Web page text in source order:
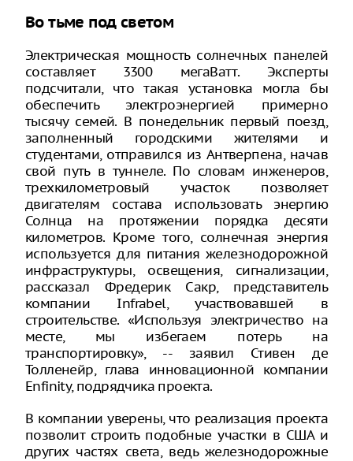
Во тьме под светом
Электрическая мощность солнечных панелей
составляет 3300 мегаВатт. Эксперты
подсчитали, что такая установка могла бы
обеспечить электроэнергией примерно
тысячу семей. В понедельник первый поезд,
заполненный городскими жителями и
студентами, отправился из Антверпена, начав
свой путь в туннеле. По словам инженеров,
трехкилометровый участок позволяет
двигателям состава использовать энергию
Солнца на протяжении порядка десяти
километров. Кроме того, солнечная энергия
используется для питания железнодорожной
инфраструктуры, освещения, сигнализации,
рассказал Фредерик Сакр, представитель
компании Infrabel, участвовавшей в
строительстве. «Используя электричество на
месте, мы избегаем потерь на
транспортировку», -- заявил Стивен де
Толленейр, глава инновационной компании
Enfinity, подрядчика проекта.
В компании уверены, что реализация проекта
позволит строить подобные участки в США и
других частях света, ведь железнодорожные